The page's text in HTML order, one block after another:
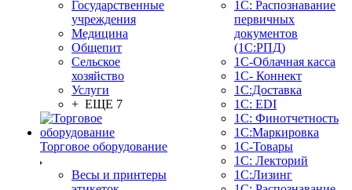
Государственные
учреждения
Медицина
Общепит
Сельское
хозяйство
Услуги
+ ЕЩЕ 7
Торговое оборудование
Весы и принтеры
1С: Распознавание
первичных
документов
(1С:РПД)
1С-Облачная касса
1С- Коннект
1С:Доставка
1С: EDI
1С: Финотчетность
1С:Маркировка
1С-Товары
1С: Лекторий
1С:Лизинг